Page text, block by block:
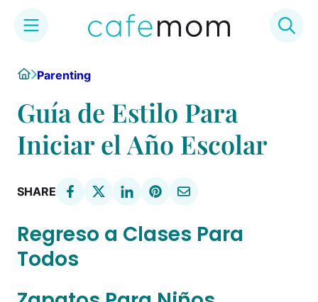
content
HomeParenting
Guía de Estilo Para
Iniciar el Año Escolar
SHARE
Regreso a Clases Para
Todos